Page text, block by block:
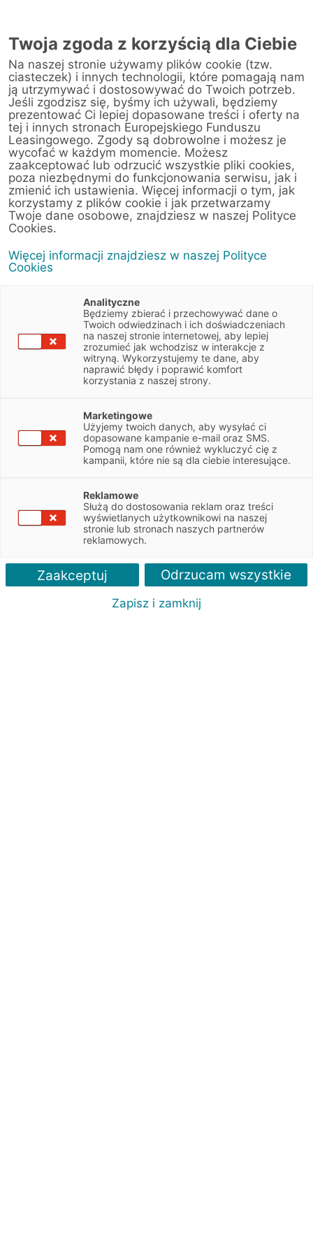
Warsztat
Strona główna/ Obsługa klienta/Centrum Likwidacji Szkód
Toyota Bielany Sp. z o.o.
< Powrót do listy placówek
Toyota Bielany Sp. z
o.o.
Herbowa 16
01-938 Warszawa
1181306676
Obsługiwane pojazdy:
Wszystkie
Autoryzacja serwisu:
Wyznacz trasę
Twoja zgoda z korzyścią dla Ciebie
Na naszej stronie używamy plików cookie (tzw.
ciasteczek) i innych technologii, które pomagają nam
ją utrzymywać i dostosowywać do Twoich potrzeb.
Jeśli zgodzisz się, byśmy ich używali, będziemy
prezentować Ci lepiej dopasowane treści i oferty na
tej i innych stronach Europejskiego Funduszu
Leasingowego. Zgody są dobrowolne i możesz je
wycofać w każdym momencie. Możesz
zaakceptować lub odrzucić wszystkie pliki cookies,
poza niezbędnymi do funkcjonowania serwisu, jak i
zmienić ich ustawienia. Więcej informacji o tym, jak
korzystamy z plików cookie i jak przetwarzamy
Twoje dane osobowe, znajdziesz w naszej Polityce
Cookies.
Więcej informacji znajdziesz w naszej Polityce
Cookies
Analityczne
Będziemy zbierać i przechowywać dane o
Twoich odwiedzinach i ich doświadczeniach
na naszej stronie internetowej, aby lepiej
zrozumieć jak wchodzisz w interakcje z
witryną. Wykorzystujemy te dane, aby
naprawić błędy i poprawić komfort
korzystania z naszej strony.
Marketingowe
Użyjemy twoich danych, aby wysyłać ci
dopasowane kampanie e-mail oraz SMS.
Pomogą nam one również wykluczyć cię z
kampanii, które nie są dla ciebie interesujące.
Reklamowe
Służą do dostosowania reklam oraz treści
wyświetlanych użytkownikowi na naszej
stronie lub stronach naszych partnerów
reklamowych.
Zaakceptuj Odrzucam wszystkie
Zapisz i zamknij